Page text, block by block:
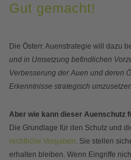
Gut gemacht!
Die Österr. Auenstrategie will dazu
und in Umsetzung befindlichen
Verbesserung der Auen und deren
Erkenntnisse strategisch
Aber wie kann dieser Auenschutz
Die Grundlage für den Schutz und
rechtliche Vorgaben. Sie stellen
erhalten bleiben. Wenn Eingriffe